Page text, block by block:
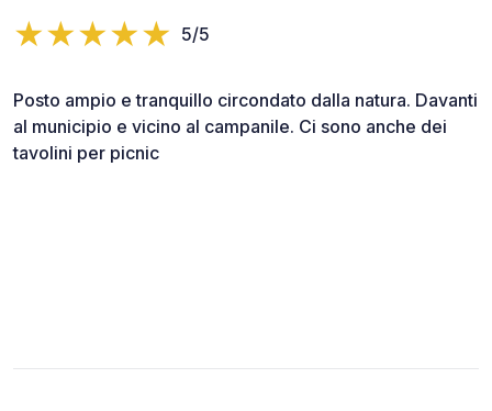
5/5
Posto ampio e tranquillo circondato dalla natura. Davanti
al municipio e vicino al campanile. Ci sono anche dei
tavolini per picnic